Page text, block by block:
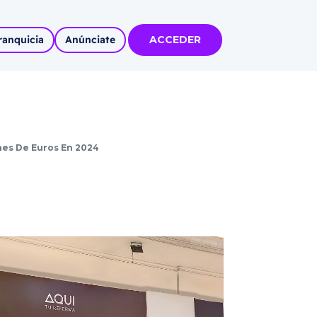
invertir
con
tu Marca
Anúnciate ACCEDER
De Euros En 2024